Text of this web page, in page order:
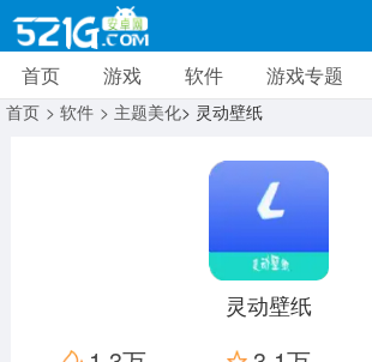
游戏 软件 游戏专题 软件专题
8691款应用
动作闯关
12960款应用
赛车竞速
卡牌对战
首页 游戏 软件 游戏专题
首页 > 软件 > 主题美化> 灵动壁纸
灵动壁纸